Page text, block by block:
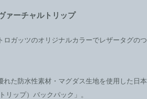
ァーチャルトリップ
ガッツのオリジナルカラーでレザータグのつ
た防水性素材・マグダス生地を使用した日本
リップ）バックパック」。